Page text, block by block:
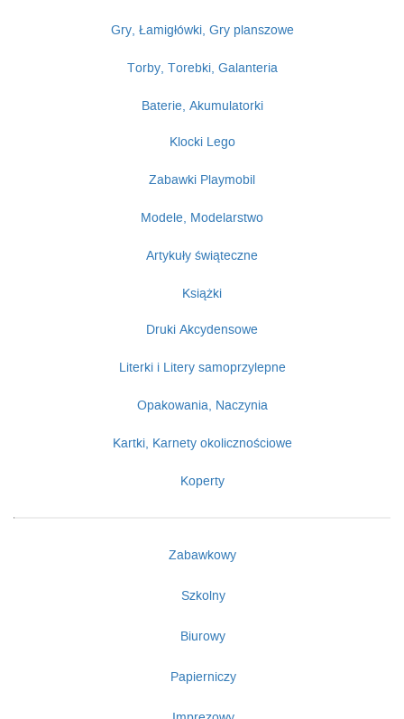
Gry, Łamigłówki, Gry planszowe
Torby, Torebki, Galanteria
Baterie, Akumulatorki
Klocki Lego
Zabawki Playmobil
Modele, Modelarstwo
Artykuły świąteczne
Książki
Druki Akcydensowe
Literki i Litery samoprzylepne
Opakowania, Naczynia
Kartki, Karnety okolicznościowe
Koperty
Zabawkowy
Szkolny
Biurowy
Papierniczy